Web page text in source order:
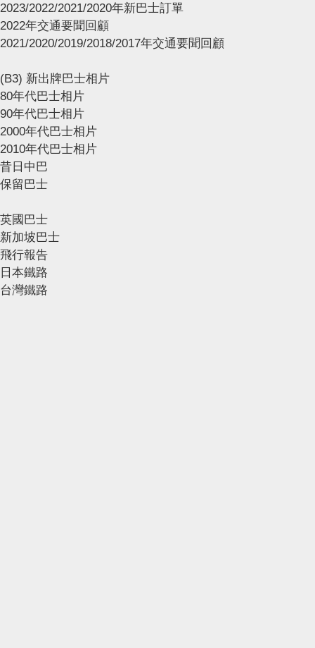
2023/2022/2021/2020年新巴士訂單
2022年交通要聞回顧
2021/2020/2019/2018/2017年交通要聞回顧
(B3) 新出牌巴士相片
80年代巴士相片
90年代巴士相片
2000年代巴士相片
2010年代巴士相片
昔日中巴
保留巴士
英國巴士
新加坡巴士
飛行報告
日本鐵路
台灣鐵路